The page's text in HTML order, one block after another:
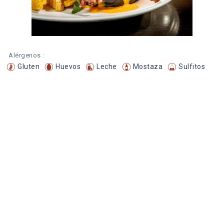
Alérgenos :
Gluten Huevos Leche Mostaza Sulfitos